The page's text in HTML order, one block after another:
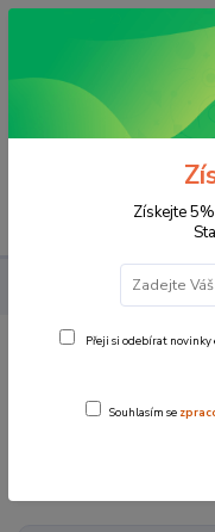
Župany
Získejte
Přeji si odebírat
Souhlasím se